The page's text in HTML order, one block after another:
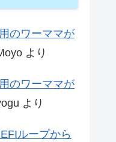
のワーママが
より
のワーママが
より
ループから